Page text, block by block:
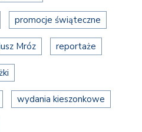
promocje świąteczne
Mróz reportaże
wydania kieszonkowe